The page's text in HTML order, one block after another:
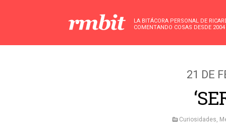
LA BITÁCORA PERSONAL DE
COMENTANDO COSAS DESDE 2004
21 DE
Curiosidades,